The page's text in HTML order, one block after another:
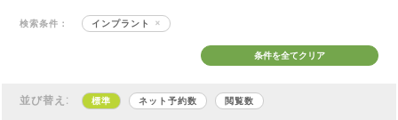
検索条件： インプラント
条件を全てクリア
並び替え: 標準 ネット予約数 閲覧数